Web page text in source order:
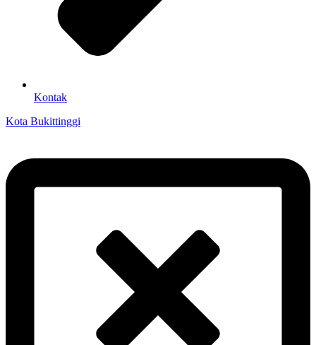
Kontak
Kota Bukittinggi